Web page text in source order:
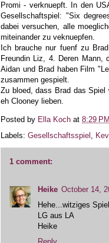
Promi - verknuepft. In den
Gesellschaftspiel: "Six
dabei versuchen, alle
miteinander zu veknuepfen.
Ich brauche nur fuenf zu
Freundin Liz, 4. Deren Mann,
Aidan und Brad haben Film
zusammen gespielt.
Zu bloed, dass Brad das
eh Clooney lieben.
Posted by Ella Koch at 8:29 PM
Labels: Gesellschaftsspiel ,
1 comment:
Heike October 14,
Hehe...witziges
LG aus LA
Heike